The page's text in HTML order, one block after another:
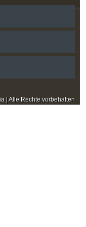
| Alle Rechte vorbehalten